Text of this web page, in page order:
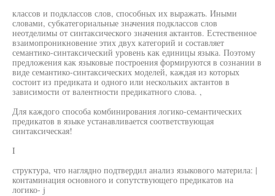
классов и подклассов слов, способных их выражать. Иными
словами, субкатегориальные значения подклассов слов
неотделимы от синтаксического значения актантов. Естественное
взаимопроникновение этих двух категорий и составляет
семантико-синтаксический уровень как единицы языка. Поэтому
предложения как языковые построения формируются в сознании в
виде семантико-синтаксических моделей, каждая из которых
состоит из предиката и одного или нескольких актантов в
зависимости от валентности предикатного слова. ,
Для каждого способа комбинирования логико-семантических
предикатов в языке устанавливается соответствующая
синтаксическая!
I
структура, что наглядно подтвердил анализ языкового материла: |
контаминация основного и сопутствующего предикатов на
логико- j